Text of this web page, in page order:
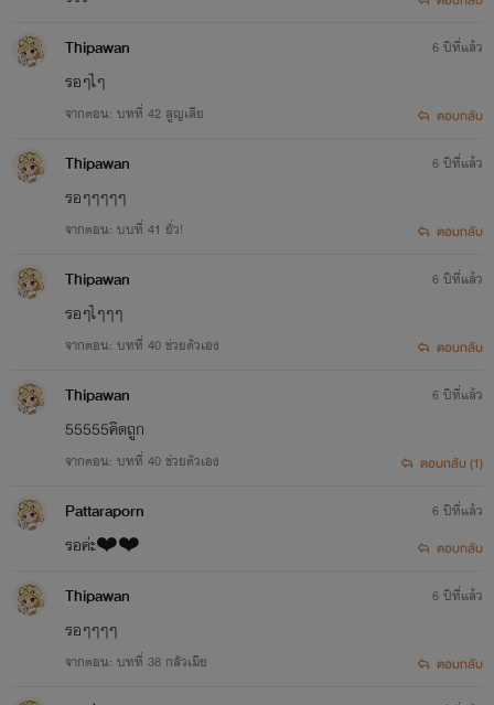
Thipawan
รอๆไๆ
จากตอน: บทที่ 42 สูญเสีย​
6 ปีที่แล้ว
ตอบกลับ
Thipawan
รอๆๆๆๆๆ
จากตอน: บบที่ 41 ยั่ว!
6 ปีที่แล้ว
ตอบกลับ
Thipawan
รอๆไๆๆๆ
จากตอน: บทที่ 40 ช่วยตัวเอง
6 ปีที่แล้ว
ตอบกลับ
Thipawan
55555คิดถูก
จากตอน: บทที่ 40 ช่วยตัวเอง
6 ปีที่แล้ว
ตอบกลับ (1)
Pattaraporn
รอค่ะ❤️❤️
6 ปีที่แล้ว
ตอบกลับ
Thipawan
รอๆๆๆๆ
จากตอน: บทที่ 38 กลัวเมีย
6 ปีที่แล้ว
ตอบกลับ